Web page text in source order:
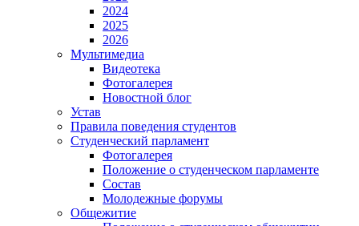
2024
2025
2026
Мультимедиа
Видеотека
Фотогалерея
Новостной блог
Устав
Правила поведения студентов
Студенческий парламент
Фотогалерея
Положение о студенческом парламенте
Состав
Молодежные форумы
Общежитие